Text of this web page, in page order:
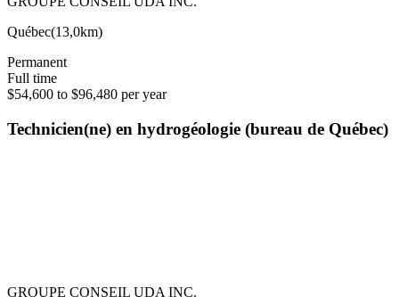
Québec(13,0km)
Permanent
Full time
$54,600 to $96,480 per year
Technicien(ne) en hydrogéologie (bureau de Québec)
GROUPE CONSEIL UDA INC.